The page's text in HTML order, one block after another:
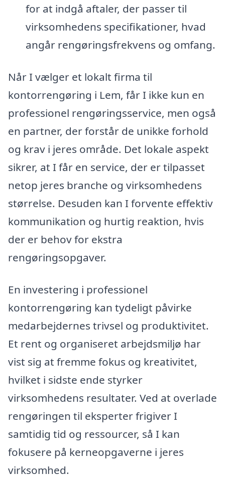
for at indgå aftaler, der passer til
virksomhedens specifikationer, hvad
angår rengøringsfrekvens og omfang.
Når I vælger et lokalt firma til
kontorrengøring i Lem, får I ikke kun en
professionel rengøringsservice, men også
en partner, der forstår de unikke forhold
og krav i jeres område. Det lokale aspekt
sikrer, at I får en service, der er tilpasset
netop jeres branche og virksomhedens
størrelse. Desuden kan I forvente effektiv
kommunikation og hurtig reaktion, hvis
der er behov for ekstra
rengøringsopgaver.
En investering i professionel
kontorrengøring kan tydeligt påvirke
medarbejdernes trivsel og produktivitet.
Et rent og organiseret arbejdsmiljø har
vist sig at fremme fokus og kreativitet,
hvilket i sidste ende styrker
virksomhedens resultater. Ved at overlade
rengøringen til eksperter frigiver I
samtidig tid og ressourcer, så I kan
fokusere på kerneopgaverne i jeres
virksomhed.